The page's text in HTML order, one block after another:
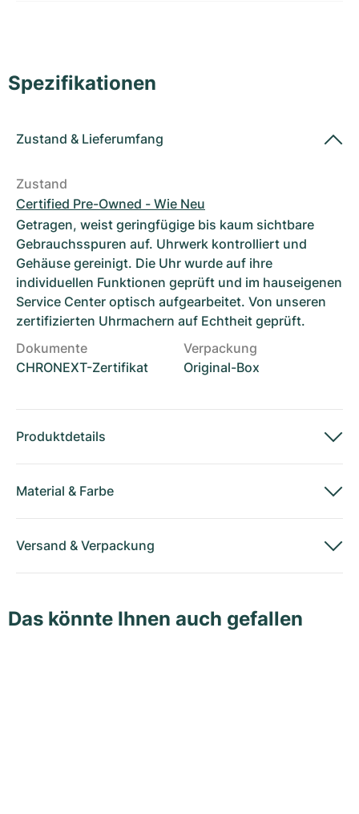
Spezifikationen
Zustand & Lieferumfang
Zustand
Certified Pre-Owned - Wie Neu
Getragen, weist geringfügige bis kaum sichtbare
Gebrauchsspuren auf. Uhrwerk kontrolliert und
Gehäuse gereinigt. Die Uhr wurde auf ihre
individuellen Funktionen geprüft und im hauseigenen
Service Center optisch aufgearbeitet. Von unseren
zertifizierten Uhrmachern auf Echtheit geprüft.
Dokumente
CHRONEXT-Zertifikat
Verpackung
Original-Box
Produktdetails
Material & Farbe
Versand & Verpackung
Das könnte Ihnen auch gefallen